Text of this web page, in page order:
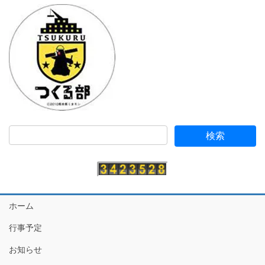
ホーム
行事予定
お知らせ